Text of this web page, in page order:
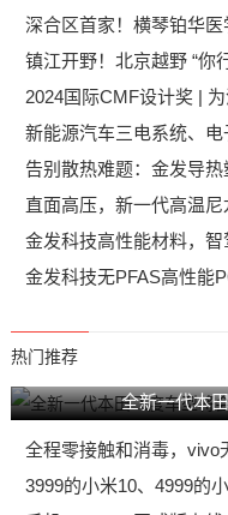
深合区首家！横琴铂华医
镇江开野！北京越野 “你
2024国际CMF设计奖 |
新能源汽车三电系统、
告别散热难题：金发导
直面高压，新一代高温
金发科技高性能材料，
金发科技无PFAS高性能
热门推荐
全新一代本
全程零接触和消毒，vivo
3999的小米10、4999的